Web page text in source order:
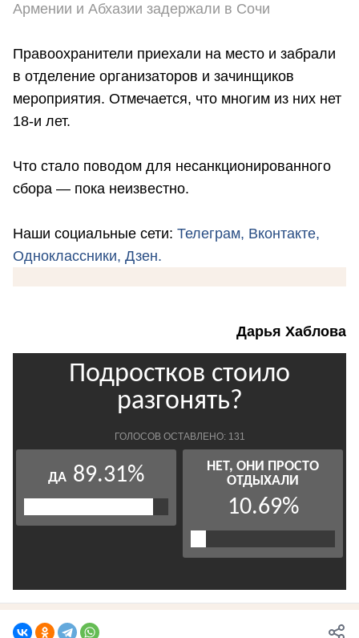
Армении и Абхазии задержали в Сочи
Правоохранители приехали на место и забрали
в отделение организаторов и зачинщиков
мероприятия. Отмечается, что многим из них нет
18-и лет.
Что стало поводом для несанкционированного
сбора — пока неизвестно.
Наши социальные сети: Телеграм, Вконтакте,
Одноклассники, Дзен.
Дарья Хаблова